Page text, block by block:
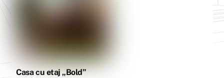
Casa cu etaj „Bold”